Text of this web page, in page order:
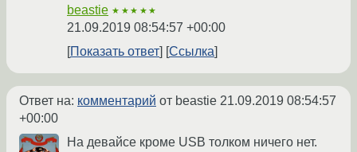
beastie ★★★★★
21.09.2019 08:54:57 +00:00
Показать ответ
Ссылка
Ответ на: комментарий от beastie 21.09.2019 08:54:57
+00:00
На девайсе кроме USB толком ничего нет.